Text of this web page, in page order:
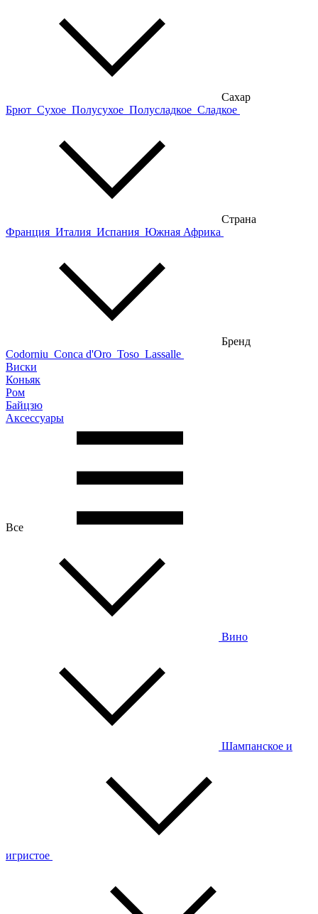
Сахар
Брют Сухое Полусухое Полусладкое Сладкое
Страна
Франция Италия Испания Южная Африка
Бренд
Codorniu Conca d'Oro Toso Lassalle
Виски
Коньяк
Ром
Байцзю
Аксессуары
Все
Вино
Шампанское и
игристое